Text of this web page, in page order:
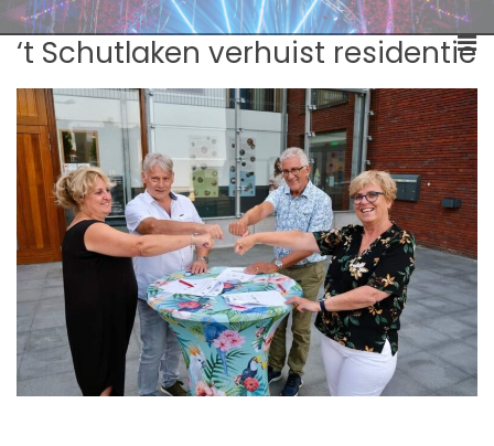
Skip
to
content
Schutlaken Dreumel
C.v. 't Schutlaken
for
‘t Schutlaken verhuist residentie